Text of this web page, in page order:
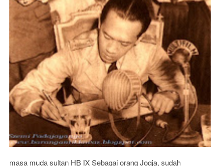
masa muda sultan HB IX Sebagai orang Jogja, sudah